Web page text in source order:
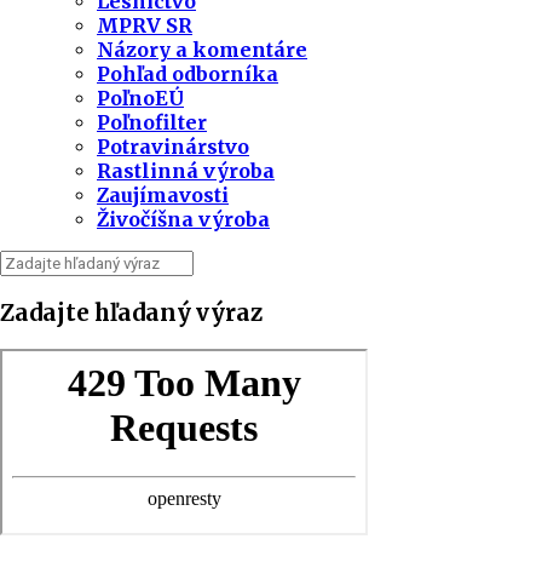
MPRV SR
Názory a komentáre
Pohľad odborníka
PoľnoEÚ
Poľnofilter
Potravinárstvo
Rastlinná výroba
Zaujímavosti
Živočíšna výroba
Zadajte hľadaný výraz